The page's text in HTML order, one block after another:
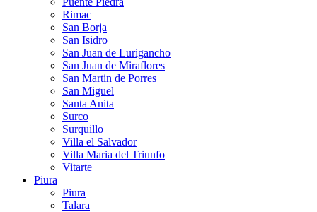
Rimac
San Borja
San Isidro
San Juan de Lurigancho
San Juan de Miraflores
San Martin de Porres
San Miguel
Santa Anita
Surco
Surquillo
Villa el Salvador
Villa Maria del Triunfo
Vitarte
Piura
Piura
Talara